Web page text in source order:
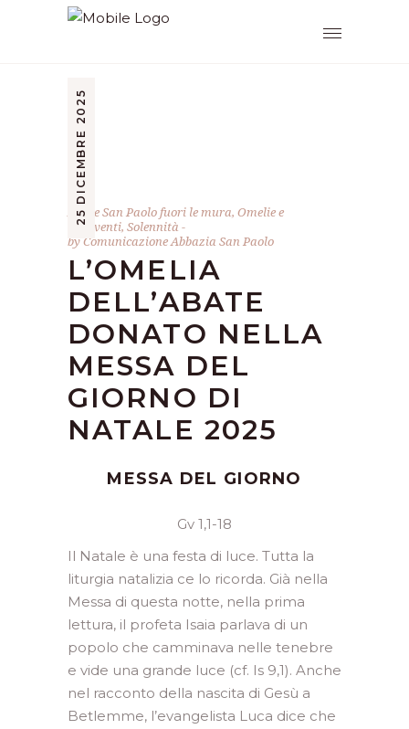
25 DICEMBRE 2025
Abate San Paolo fuori le mura, Omelie e
interventi, Solennità
byComunicazione Abbazia San Paolo
L’OMELIA
DELL’ABATE
DONATO NELLA
MESSA DEL
GIORNO DI
NATALE 2025
MESSA DEL GIORNO
Gv 1,1-18
Il Natale è una festa di luce. Tutta la
liturgia natalizia ce lo ricorda. Già nella
Messa di questa notte, nella prima
lettura, il profeta Isaia parlava di un
popolo che camminava nelle tenebre
e vide una grande luce (cf. Is 9,1). Anche
nel racconto della nascita di Gesù a
Betlemme, l’evangelista Luca dice che